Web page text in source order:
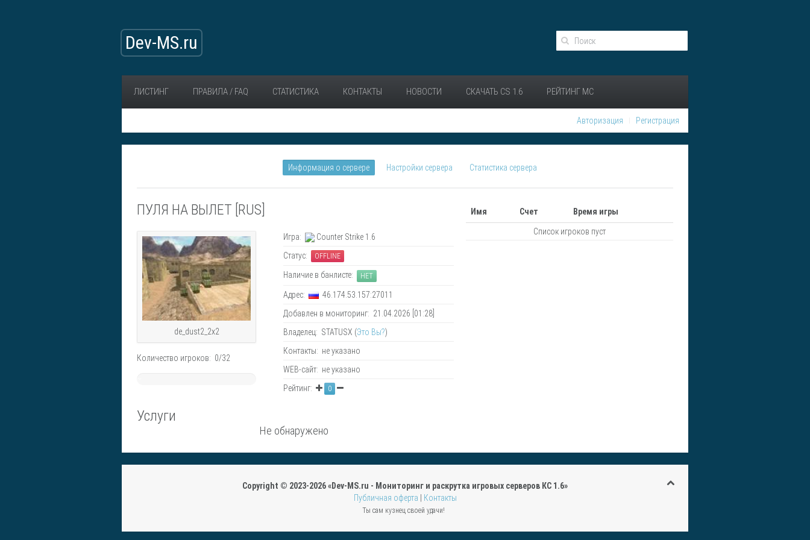
Dev-MS.ru
ЛИСТИНГ ПРАВИЛА / FAQ СТАТИСТИКА КОНТАКТЫ НОВОСТИ СКАЧАТЬ CS 1.6 РЕЙТИНГ МС
Авторизация Регистрация
Информация о сервере Настройки сервера Статистика сервера
ПУЛЯ НА ВЫЛЕТ [RUS]
de_dust2_2x2
Количество игроков: 0/32
Игра:
Counter Strike 1.6
Статус:
OFFLINE
Наличие в банлисте: НЕТ
Адрес:
46.174.53.157:27011
Добавлен в мониторинг: 21.04.2026 [01:28]
Владелец: STATUSX (Это Вы?)
Контакты: не указано
WEB-сайт: не указано
Рейтинг:
0
Услуги
Не обнаружено
Имя Счет Время игры
Список игроков пуст
Copyright © 2023-2026 «Dev-MS.ru - Мониторинг и раскрутка игровых серверов КС 1.6»
Публичная оферта
Контакты
Ты сам кузнец своей удачи!